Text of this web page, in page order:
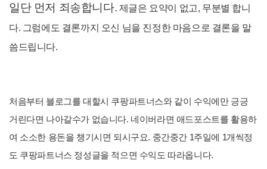
일단 먼저 죄송합니다. 제글은 요약이 없고, 무분별 합니
다. 그럼에도 결론까지 오신 님을 진정한 마음으로 결론을 말
씀드립니다.
처음부터 블로그를 대할시 쿠팡파트너스와 같이 수익에만 긍긍
거린다면 나아갈수가 없습니다. 네이버라면 애드포스트를 활용하
여 소소한 용돈을 챙기시면 되시구요. 중간중간 1주일에 1개씩정
도 쿠팡파트너스 정성글을 적으면 수익도 따라옵니다.